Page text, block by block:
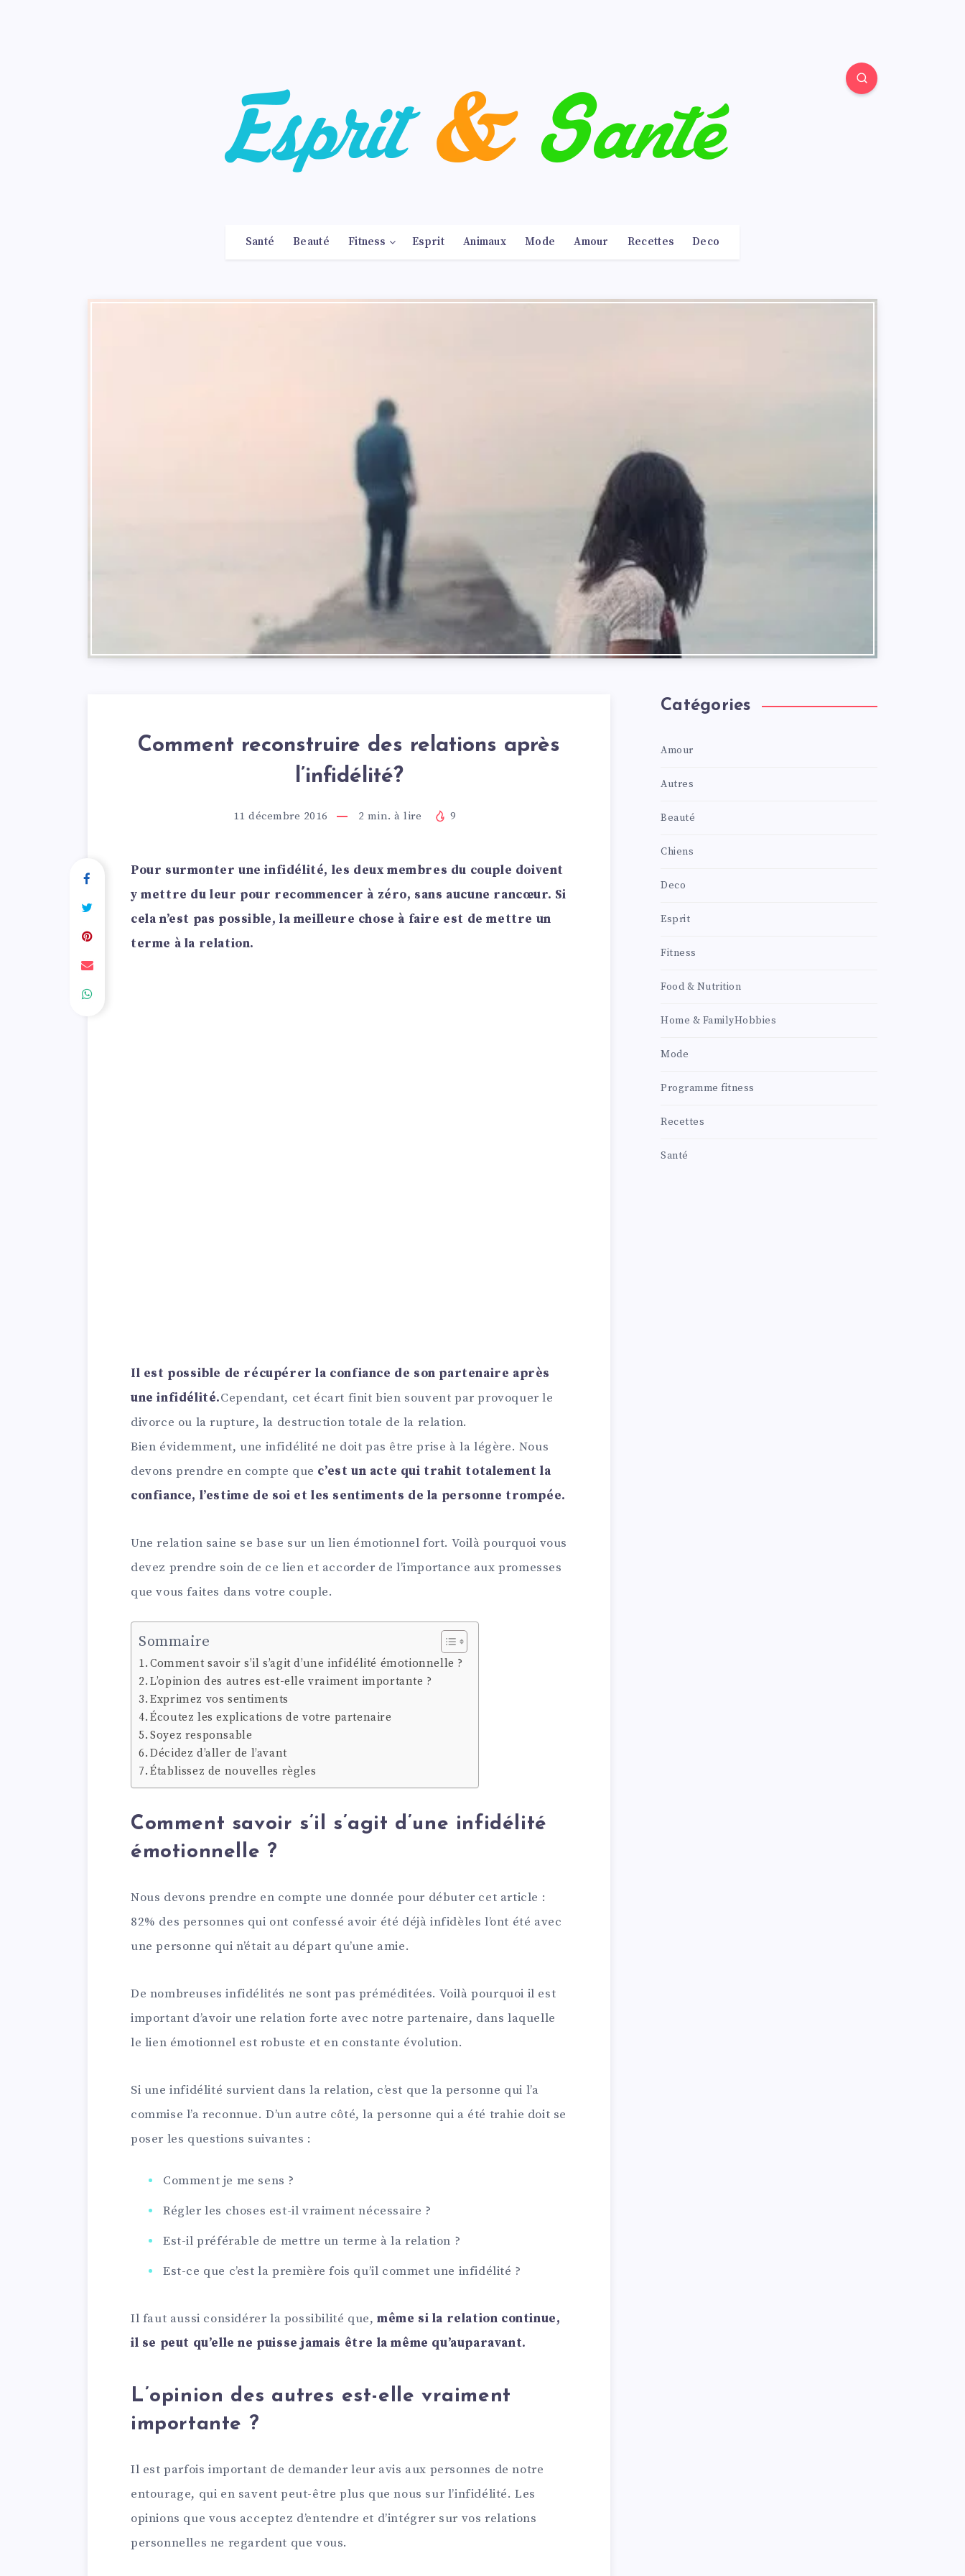
Santé Beauté Fitness Esprit Animaux Mode Amour Recettes Deco
Comment reconstruire des relations après
l’infidélité?
11 décembre 2016 2 min. à lire 9
Pour surmonter une infidélité, les deux membres du couple doivent
y mettre du leur pour recommencer à zéro, sans aucune rancœur. Si
cela n’est pas possible, la meilleure chose à faire est de mettre un
terme à la relation.
Il est possible de récupérer la confiance de son partenaire après
une infidélité.Cependant, cet écart finit bien souvent par provoquer le
divorce ou la rupture, la destruction totale de la relation.
Bien évidemment, une infidélité ne doit pas être prise à la légère. Nous
devons prendre en compte que c’est un acte qui trahit totalement la
confiance, l’estime de soi et les sentiments de la personne trompée.
Une relation saine se base sur un lien émotionnel fort. Voilà pourquoi vous
devez prendre soin de ce lien et accorder de l’importance aux promesses
que vous faites dans votre couple.
Sommaire
Comment savoir s’il s’agit d’une infidélité émotionnelle ?
L’opinion des autres est-elle vraiment importante ?
Exprimez vos sentiments
Écoutez les explications de votre partenaire
Soyez responsable
Décidez d’aller de l’avant
Établissez de nouvelles règles
Comment savoir s’il s’agit d’une infidélité
émotionnelle ?
Nous devons prendre en compte une donnée pour débuter cet article :
82% des personnes qui ont confessé avoir été déjà infidèles l’ont été avec
une personne qui n’était au départ qu’une amie.
De nombreuses infidélités ne sont pas préméditées. Voilà pourquoi il est
important d’avoir une relation forte avec notre partenaire, dans laquelle
le lien émotionnel est robuste et en constante évolution.
Si une infidélité survient dans la relation, c’est que la personne qui l’a
commise l’a reconnue. D’un autre côté, la personne qui a été trahie doit se
poser les questions suivantes :
Comment je me sens ?
Régler les choses est-il vraiment nécessaire ?
Est-il préférable de mettre un terme à la relation ?
Est-ce que c’est la première fois qu’il commet une infidélité ?
Il faut aussi considérer la possibilité que, même si la relation continue,
il se peut qu’elle ne puisse jamais être la même qu’auparavant.
L’opinion des autres est-elle vraiment
importante ?
Il est parfois important de demander leur avis aux personnes de notre
entourage, qui en savent peut-être plus que nous sur l’infidélité. Les
opinions que vous acceptez d’entendre et d’intégrer sur vos relations
personnelles ne regardent que vous.
Catégories
Amour
Autres
Beauté
Chiens
Deco
Esprit
Fitness
Food & Nutrition
Home & FamilyHobbies
Mode
Programme fitness
Recettes
Santé